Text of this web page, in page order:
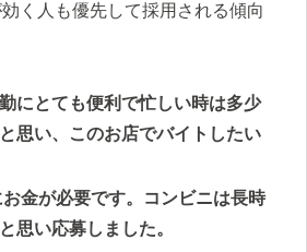
く人も優先して採用される傾向
にとても便利で忙しい時は多少
思い、このお店でバイトしたい
金が必要です。コンビニは長時
思い応募しました。